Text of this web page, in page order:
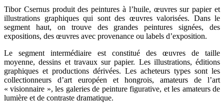
Tibor Csernus produit des peintures à l’huile, œuvres sur papier et
illustrations graphiques qui sont des œuvres valorisées. Dans le
segment haut, on trouve des grandes peintures signées, des
expositions, des œuvres avec provenance ou labels d’exposition.
Le segment intermédiaire est constitué des œuvres de taille
moyenne, dessins et travaux sur papier. Les illustrations, éditions
graphiques et productions dérivées. Les acheteurs types sont les
collectionneurs d’art européen et hongrois, amateurs de l’art
« visionnaire », les galeries de peinture figurative, et les amateurs de
lumière et de contraste dramatique.